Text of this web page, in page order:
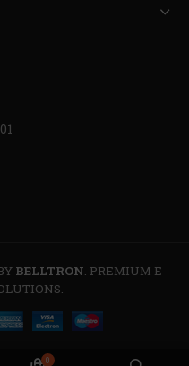
BELLTRON. PREMIUM E-
0